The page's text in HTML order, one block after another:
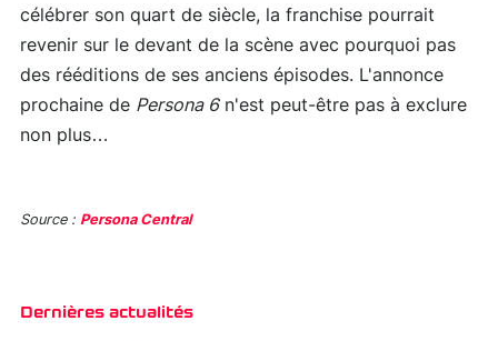
célébrer son quart de siècle, la franchise pourrait
revenir sur le devant de la scène avec pourquoi pas
des rééditions de ses anciens épisodes. L'annonce
prochaine de Persona 6n'est peut-être pas à exclure
non plus…
Source : Persona Central
Dernières actualités